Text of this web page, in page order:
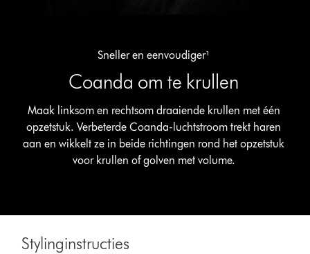
Sneller en eenvoudiger¹
Coanda om te krullen
Maak linksom en rechtsom draaiende krullen met één
opzetstuk. Verbeterde Coanda-luchtstroom trekt haren
aan en wikkelt ze in beide richtingen rond het opzetstuk
voor krullen of golven met volume.
Stylinginstructies